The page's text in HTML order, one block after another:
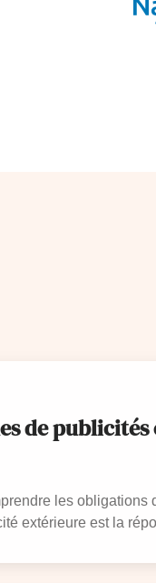
publicités
les
extérieure est la